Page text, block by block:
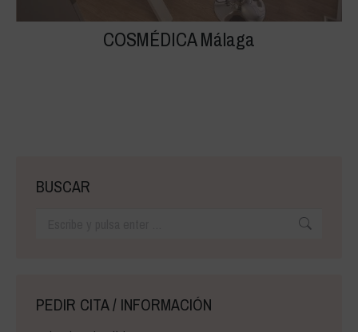
COSMÉDICA Málaga
BUSCAR
PEDIR CITA / INFORMACIÓN